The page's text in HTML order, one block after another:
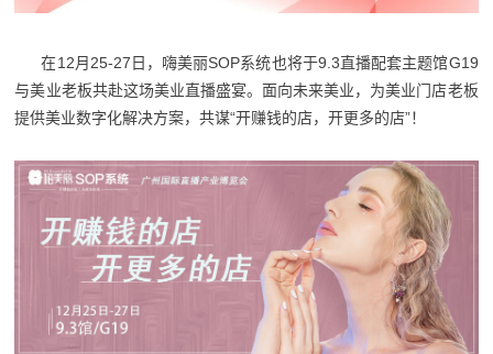
在12月25-27日，嗨美丽SOP系统也将于9.3直播配套主题馆G19
与美业老板共赴这场美业直播盛宴。面向未来美业，为美业门店老板
提供美业数字化解决方案，共谋“开赚钱的店，开更多的店”！